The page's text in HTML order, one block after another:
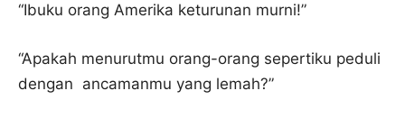
“Ibuku orang Amerika keturunan murni!”
“Apakah menurutmu orang-orang sepertiku peduli
dengan ancamanmu yang lemah?”